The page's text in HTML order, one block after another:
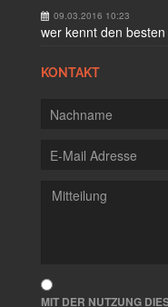
09.03.2016 10:23
wer kennt den besten
KONTAKT
MIT DER NUTZUNG